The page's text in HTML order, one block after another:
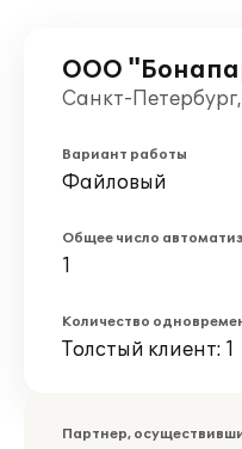
ООО
Санкт-
Вариант работы
Файловый
Общее число
1
Количество
Толстый клиент: 1
Партнер,